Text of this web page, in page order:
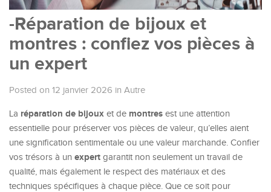
-Réparation de bijoux et
montres : confiez vos pièces à
un expert
Posted on 12 janvier 2026 in Autre
La réparation de bijoux et de montres est une attention
essentielle pour préserver vos pièces de valeur, qu’elles aient
une signification sentimentale ou une valeur marchande. Confier
vos trésors à un expert garantit non seulement un travail de
qualité, mais également le respect des matériaux et des
techniques spécifiques à chaque pièce. Que ce soit pour